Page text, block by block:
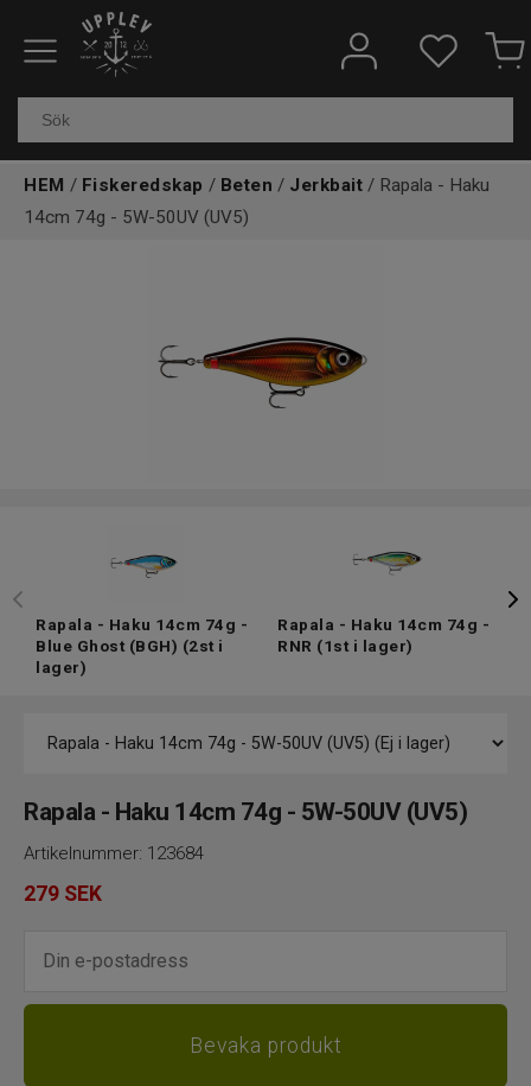
Fiskeredskap
Kläder & skor
HEM / Fiskeredskap / Beten / Jerkbait / Rapala - Haku
14cm 74g - 5W-50UV (UV5)
Rapala - Haku 14cm 74g -
Blue Ghost (BGH) (2st i
lager)
Rapala - Haku 14cm 74g -
RNR (1st i lager)
Rapala - Haku 14cm 74g - 5W-50UV (UV5)
Artikelnummer: 123684
279 SEK